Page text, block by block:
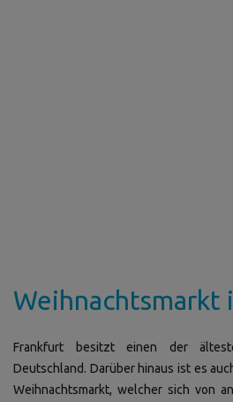
Weihnachtsmarkt
Frankfurt besitzt einen der
Deutschland. Darüber hinaus ist es
Weihnachtsmarkt, welcher sich von